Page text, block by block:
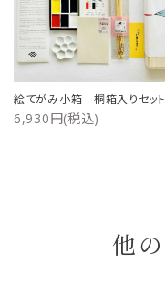
絵てがみ小箱 桐箱入りセッ
6,930円(税込)
他